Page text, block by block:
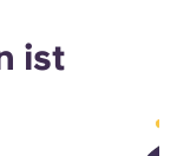
ist